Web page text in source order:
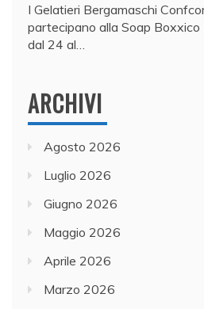
I Gelatieri Bergamaschi
partecipano alla Soap Boxxico
dal 24 al…
ARCHIVI
Agosto 2026
Luglio 2026
Giugno 2026
Maggio 2026
Aprile 2026
Marzo 2026